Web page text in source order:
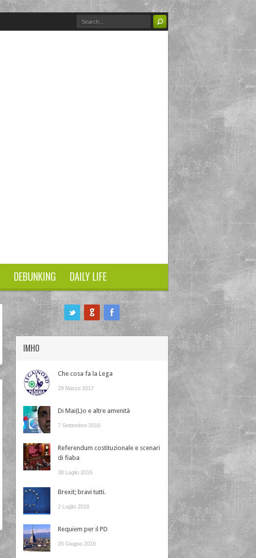
DEBUNKING DAILY LIFE
IMHO
Che cosa fa la Lega
29 Marzo 2017
Di Mai(L)o e altre amenità
7 Settembre 2016
Referendum costituzionale e scenari
di fiaba
30 Luglio 2016
Brexit; bravi tutti.
2 Luglio 2016
Requiem per il PD
20 Giugno 2016